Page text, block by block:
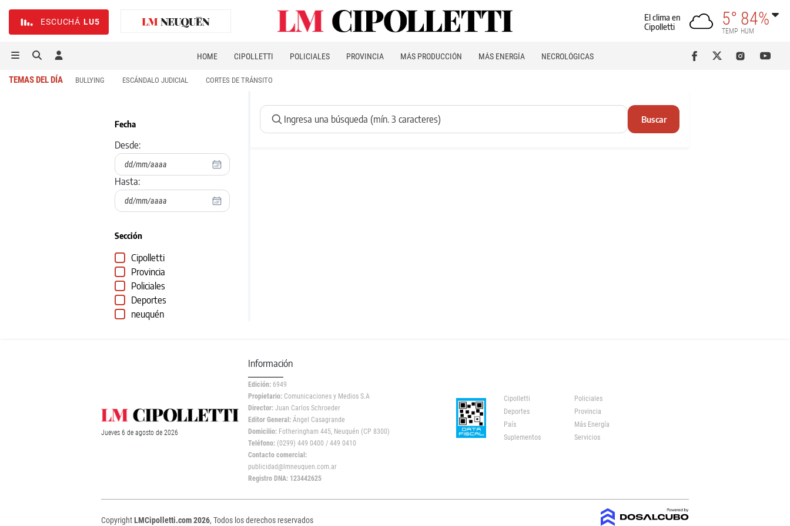
ESCUCHÁ LU5
El clima en
Cipolletti
5°
TEMP
84%
HUM
HOME CIPOLLETTI POLICIALES PROVINCIA MÁS PRODUCCIÓN MÁS ENERGÍA NECROLÓGICAS
TEMAS DEL DÍA BULLYING ESCÁNDALO JUDICIAL CORTES DE TRÁNSITO
Fecha
Desde:
Hasta:
Sección
Cipolletti
Provincia
Policiales
Deportes
neuquén
Buscar
Jueves 6 de agosto de 2026
Información
Edición: 6949
Propietario: Comunicaciones y Medios S.A
Director: Juan Carlos Schroeder
Editor General: Ángel Casagrande
Domicilio: Fotheringham 445, Neuquén (CP 8300)
Teléfono: (0299) 449 0400 / 449 0410
Contacto comercial:
publicidad@lmneuquen.com.ar
Registro DNA: 123442625
Cipolletti
Policiales
Deportes
Provincia
País
Más Energía
Suplementos
Servicios
CopyrightLMCipolletti.com 2026, Todos los derechos reservados